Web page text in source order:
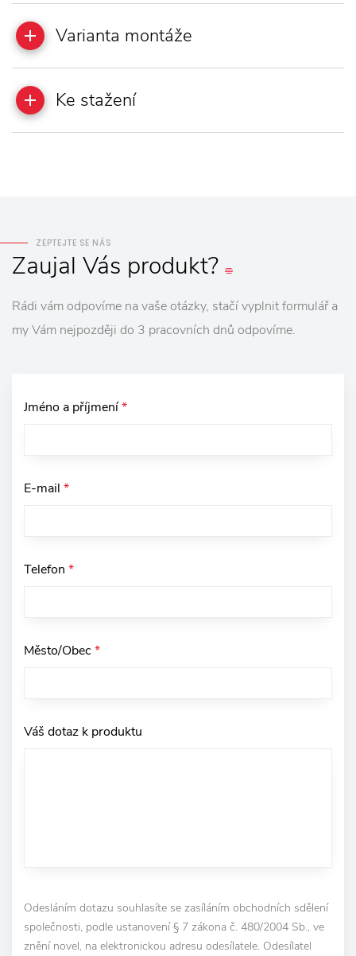
Varianta montáže
Ke stažení
ZEPTEJTE SE NÁS
Zaujal Vás produkt?
Rádi vám odpovíme na vaše otázky, stačí vyplnit formulář a
my Vám nejpozději do 3 pracovních dnů odpovíme.
Jméno a příjmení*
E-mail *
Telefon *
Město/Obec*
Váš dotaz k produktu
Odesláním dotazu souhlasíte se zasíláním obchodních sdělení
společnosti, podle ustanovení § 7 zákona č. 480/2004 Sb., ve
znění novel, na elektronickou adresu odesílatele. Odesílatel